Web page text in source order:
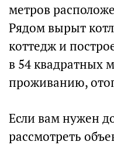
метров
Рядом вырыт
коттедж и
в 54 квадратных
проживанию,
Если вам нужен
рассмотреть